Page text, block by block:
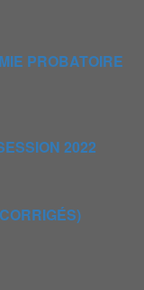
PROBATOIRE
2022